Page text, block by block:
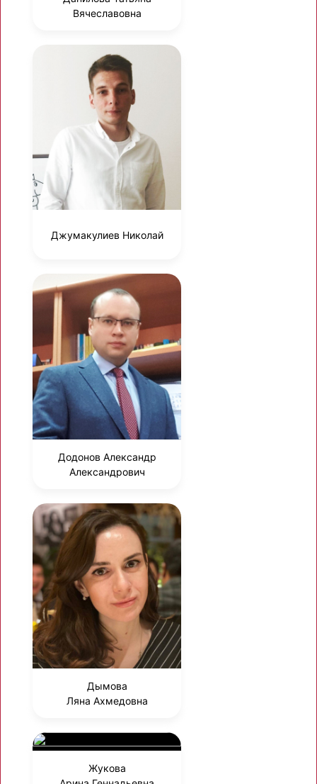
Вячеславовна
Джумакулиев Николай
Додонов Александр
Александрович
Дымова
Ляна Ахмедовна
Жукова